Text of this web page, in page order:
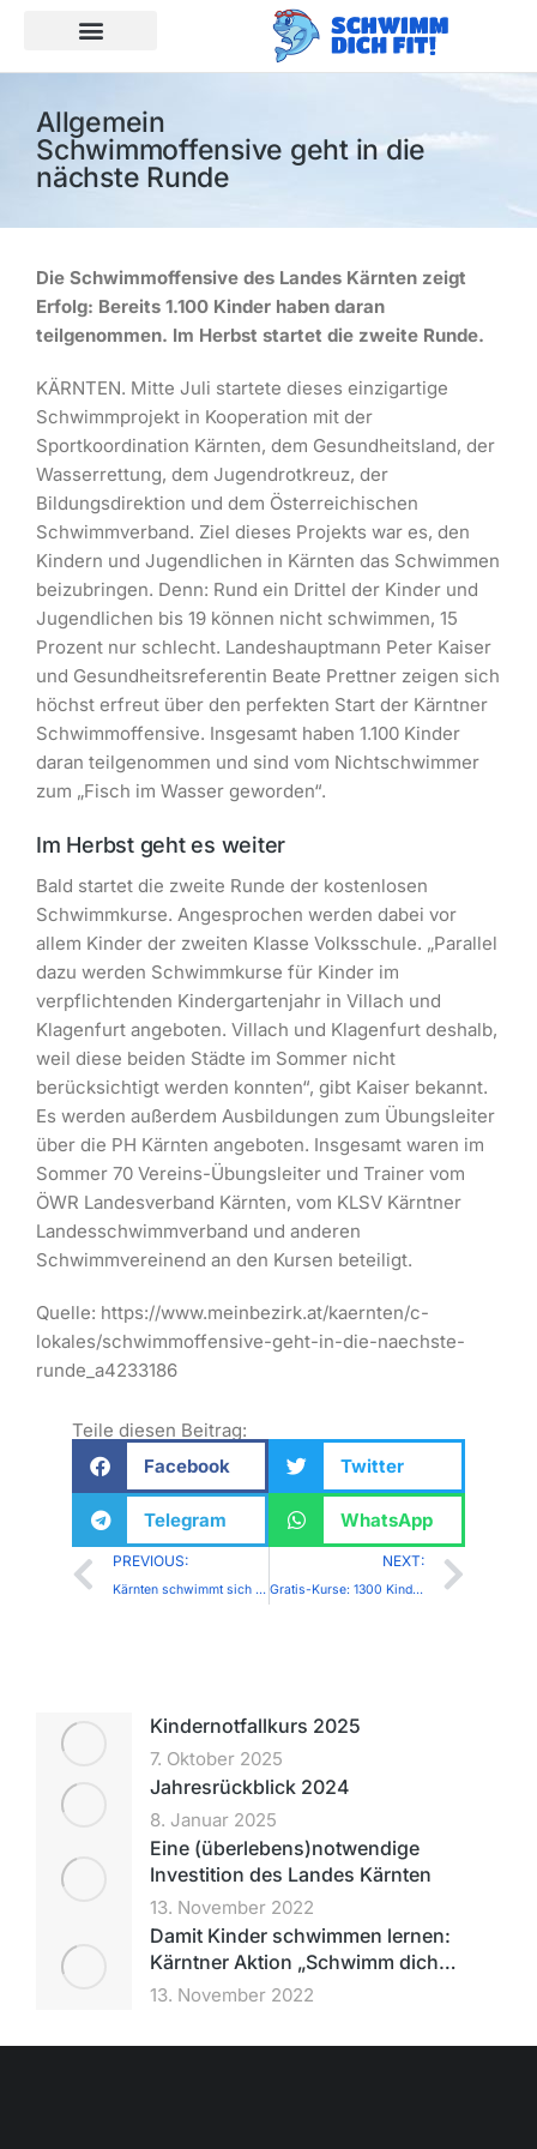
Allgemein
Schwimmoffensive geht in die
nächste Runde
Die Schwimmoffensive des Landes Kärnten zeigt
Erfolg: Bereits 1.100 Kinder haben daran
teilgenommen. Im Herbst startet die zweite Runde.
KÄRNTEN. Mitte Juli startete dieses einzigartige
Schwimmprojekt in Kooperation mit der
Sportkoordination Kärnten, dem Gesundheitsland, der
Wasserrettung, dem Jugendrotkreuz, der
Bildungsdirektion und dem Österreichischen
Schwimmverband. Ziel dieses Projekts war es, den
Kindern und Jugendlichen in Kärnten das Schwimmen
beizubringen. Denn: Rund ein Drittel der Kinder und
Jugendlichen bis 19 können nicht schwimmen, 15
Prozent nur schlecht. Landeshauptmann Peter Kaiser
und Gesundheitsreferentin Beate Prettner zeigen sich
höchst erfreut über den perfekten Start der Kärntner
Schwimmoffensive. Insgesamt haben 1.100 Kinder
daran teilgenommen und sind vom Nichtschwimmer
zum „Fisch im Wasser geworden“.
Im Herbst geht es weiter
Bald startet die zweite Runde der kostenlosen
Schwimmkurse. Angesprochen werden dabei vor
allem Kinder der zweiten Klasse Volksschule. „Parallel
dazu werden Schwimmkurse für Kinder im
verpflichtenden Kindergartenjahr in Villach und
Klagenfurt angeboten. Villach und Klagenfurt deshalb,
weil diese beiden Städte im Sommer nicht
berücksichtigt werden konnten“, gibt Kaiser bekannt.
Es werden außerdem Ausbildungen zum Übungsleiter
über die PH Kärnten angeboten. Insgesamt waren im
Sommer 70 Vereins-Übungsleiter und Trainer vom
ÖWR Landesverband Kärnten, vom KLSV Kärntner
Landesschwimmverband und anderen
Schwimmvereinend an den Kursen beteiligt.
Quelle: https://www.meinbezirk.at/kaernten/c-
lokales/schwimmoffensive-geht-in-die-naechste-
runde_a4233186
Teile diesen Beitrag:
Facebook
Twitter
Telegram WhatsApp
PREVIOUS:
Kärnten schwimmt sich fit: Land startet kostenlose Schwimmkurse mit Ferienbeginn
NEXT:
Gratis-Kurse: 1300 Kinder sollen jetzt schwimmen lernen
Kindernotfallkurs 2025
7. Oktober 2025
Jahresrückblick 2024
8. Januar 2025
Eine (überlebens)notwendige
Investition des Landes Kärnten
13. November 2022
Damit Kinder schwim­men lernen:
Kärntner Aktion „Schwimm dich…
13. November 2022